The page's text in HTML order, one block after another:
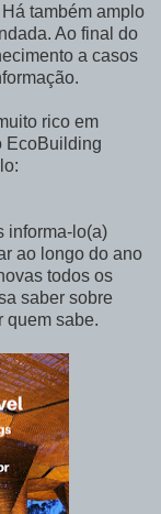
também amplo
Ao final do
a casos
rico em
EcoBuilding
informa-lo(a)
ao longo do ano
todos os
saber sobre
quem sabe.